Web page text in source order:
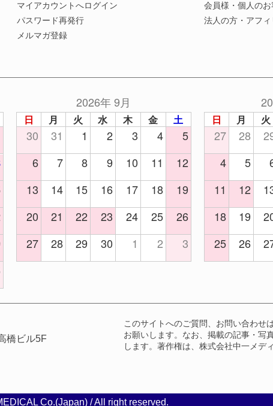
マイアカウントへログイン
パスワード再発行
メルマガ登録
会員様・個人のお
法人の方・アフ
2026年 9月
日 月 火 水 木 金 土
30 31 1 2 3 4
5
6
7 8 9 10 11
12
13
14 15 16 17 18
19
20
21 22 23 24 25
26
27
28 29 30 1 2 3
日 月 火
27 28
4
5
11
12
18
19
25
26
橋ビル5F
このサイトへのご質問、お問い合わせは
お願いします。なお、掲載の記事・写
します。著作権は、株式会社中一メデ
Co.(Japan) / All right reserved.